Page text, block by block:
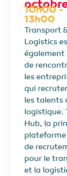
10h00 -
13h00
Transport
Logistics
également
de
les
qui
les talents
logistique.
Hub, la
de
pour le
et la